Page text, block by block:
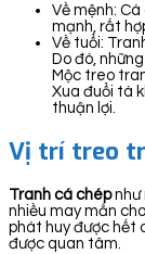
Về mệnh:
mạnh, rất
Về tuổi:
Do đó,
Mộc treo
Xua đuổi tà
thuận lợi.
Vị trí treo
Tranh cá chépnhư
nhiều may mắn
phát huy được hết
được quan tâm.